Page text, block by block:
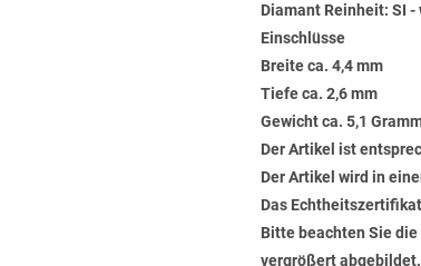
Diamant Reinheit: SI
Einschlüsse
Breite ca. 4,4 mm
Tiefe ca. 2,6 mm
Gewicht ca. 5,1
Der Artikel ist
Der Artikel wird in
Das
Bitte beachten Sie
vergrößert abgebildet.